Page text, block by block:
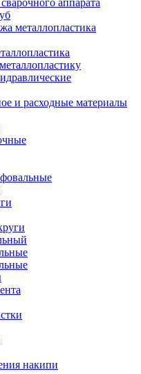
аппарата
металлопластика
и расходные материалы
накипи